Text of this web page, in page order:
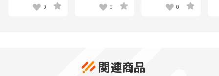
ラボ第三弾 ぽけっこ
（ぬいぐるみマスコ
0
ラボ第三弾 ぽけっこ
（ぬいぐるみマスコ
0
ラボ第三弾 ぽけっこ
（ぬいぐるみマスコ
0
関連商品